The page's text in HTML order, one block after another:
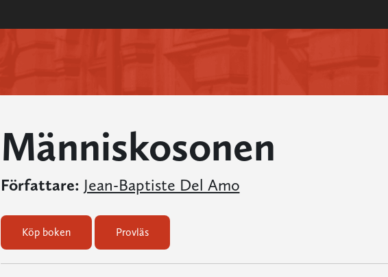
Människosonen
Författare: Jean-Baptiste Del Amo
Köp boken Provläs